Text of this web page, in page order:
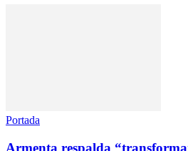
Portada
Armenta respalda